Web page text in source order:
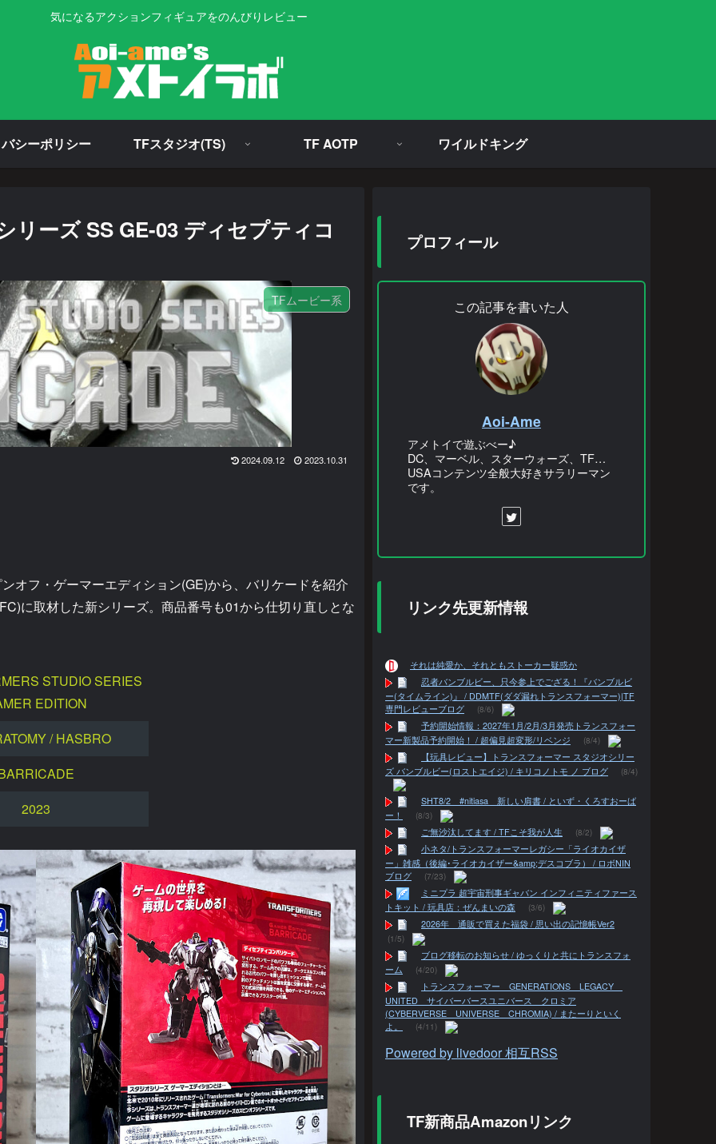
気になるアクションフィギュアをのんびりレビュー
シーポリシー TFスタジオ(TS) TF AOTP ワイルドキング
ーズ SS GE-03 ディセプティコ
TFムービー系
2024.09.12 2023.10.31
オフ・ゲーマーエディション(GE)から、バリケードを紹介
に取材した新シリーズ。商品番号も01から仕切り直しとな
STUDIO SERIES
EDITION
/ HASBRO
2023
プロフィール
この記事を書いた人
Aoi-Ame
アメトイで遊ぶべー♪
DC、マーベル、スターウォーズ、TF…
USAコンテンツ全般大好きサラリーマン
です。
リンク先更新情報
それは純愛か、それともストーカー疑惑か
忍者バンブルビー、只今参上でござる！『バンブルビ
ー(タイムライン)』 / DDMTF(ダダ漏れトランスフォーマー)|TF
専門レビューブログ
(8/6)
予約開始情報：2027年1月/2月/3月発売トランスフォー
マー新製品予約開始！ / 超偏見超変形/リベンジ
(8/4)
【玩具レビュー】トランスフォーマー スタジオシリー
ズ バンブルビー(ロストエイジ) / キリコノトモ ノ ブログ
(8/4)
SHT8/2 #nitiasa 新しい肩書 / といず・くろすおーば
ー！
(8/3)
ご無沙汰してます / TFこそ我が人生 (8/2)
小ネタ/トランスフォーマーレガシー「ライオカイザ
ー」雑感（後編･ライオカイザー&amp;デスコブラ） / ロボNIN
ブログ
(7/23)
ミニプラ 超宇宙刑事ギャバン インフィニティファース
トキット / 玩具店：ぜんまいの森
(3/6)
2026年 通販で買えた福袋 / 思い出の記憶帳Ver2
(1/5)
ブログ移転のお知らせ / ゆっくりと共にトランスフォ
ーム
(4/20)
トランスフォーマー GENERATIONS LEGACY
UNITED サイバーバースユニバース クロミア
(CYBERVERSE UNIVERSE CHROMIA) / またーりといく
よ。
(4/11)
Powered by livedoor 相互RSS
TF新商品Amazonリンク